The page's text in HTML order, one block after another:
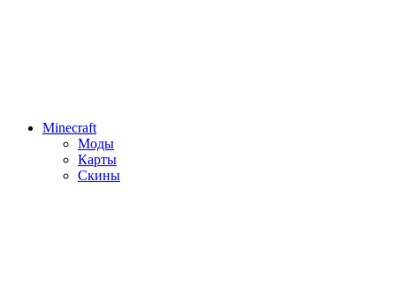
Minecraft
Моды
Карты
Скины